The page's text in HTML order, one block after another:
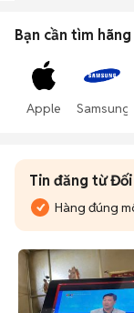
Bạn cần tìm hãng
Apple Samsung
Tin đăng từ
Hàng đúng